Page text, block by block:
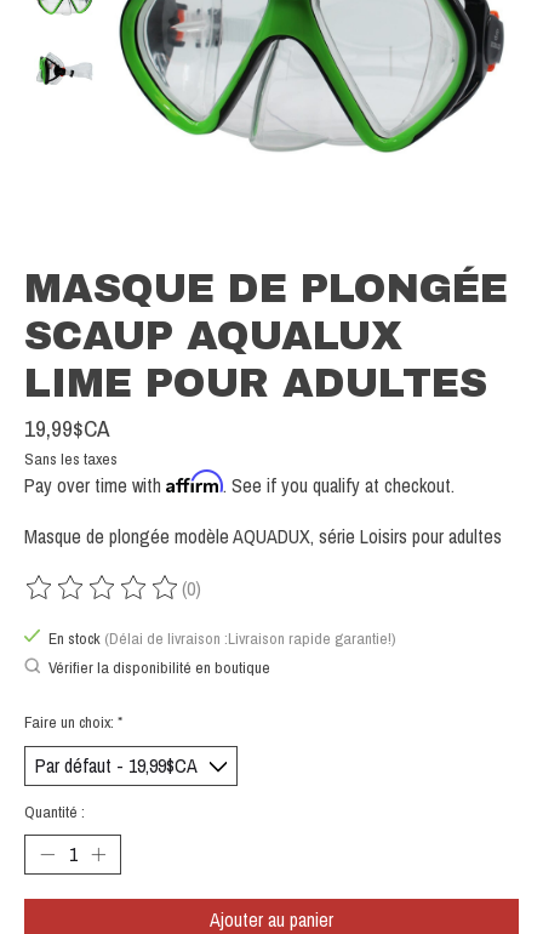
MASQUE DE PLONGÉE
SCAUP AQUALUX
LIME POUR ADULTES
19,99$CA
Sans les taxes
Pay over time with Affirm. See if you qualify at checkout.
Masque de plongée modèle AQUADUX, série Loisirs pour adultes
Ce produit est évalué à
(0)
En stock (Délai de livraison :Livraison rapide garantie!)
Vérifier la disponibilité en boutique
Faire un choix: *
Quantité :
Ajouter au panier